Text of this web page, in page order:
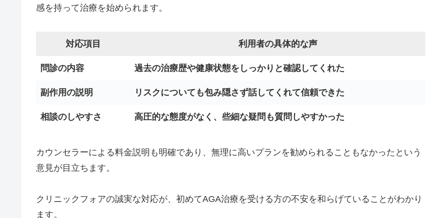
感を持って治療を始められます。
対応項目 利用者の具体的な声
問診の内容 過去の治療歴や健康状態をしっかりと確認してくれた
副作用の説明 リスクについても包み隠さず話してくれて信頼できた
相談のしやすさ 高圧的な態度がなく、些細な疑問も質問しやすかった
カウンセラーによる料金説明も明確であり、無理に高いプランを勧められることもなかったという
意見が目立ちます。
クリニックフォアの誠実な対応が、初めてAGA治療を受ける方の不安を和らげていることがわかり
ます。